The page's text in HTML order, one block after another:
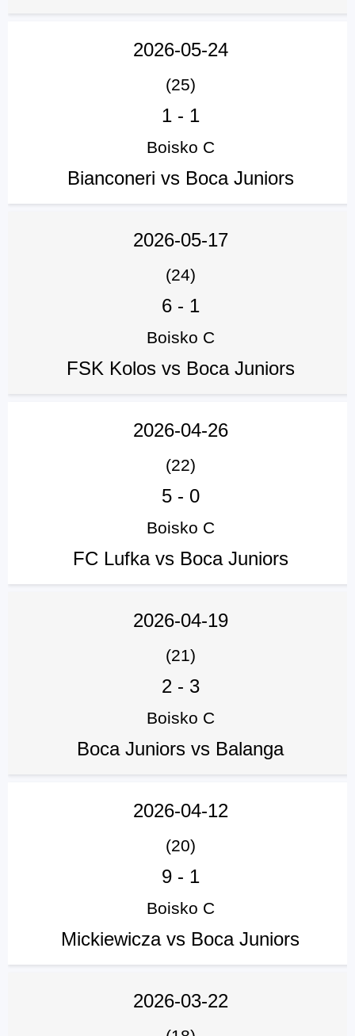
2026-05-24
(25)
1- 1
Boisko C
Bianconeri vs Boca Juniors
2026-05-17
(24)
6- 1
Boisko C
FSK Kolos vs Boca Juniors
2026-04-26
(22)
5- 0
Boisko C
FC Lufka vs Boca Juniors
2026-04-19
(21)
2- 3
Boisko C
Boca Juniors vs Balanga
2026-04-12
(20)
9- 1
Boisko C
Mickiewicza vs Boca Juniors
2026-03-22